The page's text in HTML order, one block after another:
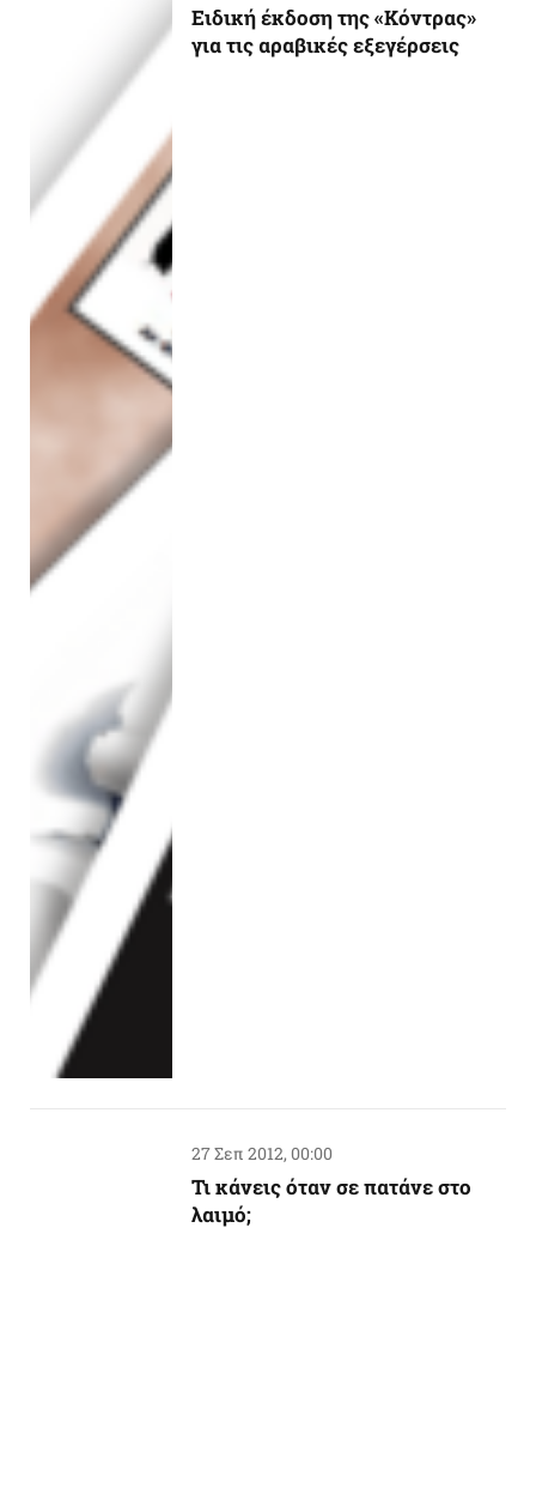
Ειδική έκδοση της «Κόντρας»
για τις αραβικές εξεγέρσεις
27 Σεπ 2012, 00:00
Τι κάνεις όταν σε πατάνε στο
λαιμό;